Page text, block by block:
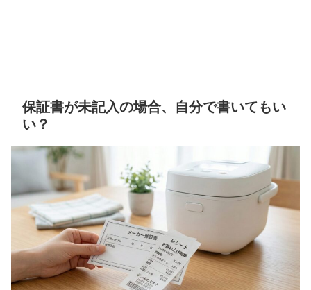
保証書が未記入の場合、自分で書いてもい
い？